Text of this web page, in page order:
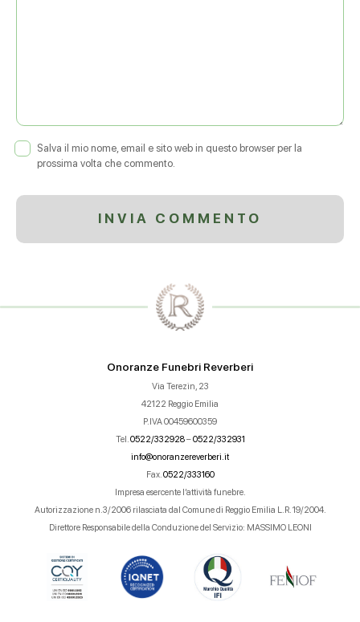
Salva il mio nome, email e sito web in questo browser per la
prossima volta che commento.
Onoranze Funebri Reverberi
Via Terezin, 23
42122 Reggio Emilia
P.IVA 00459600359
Tel. 0522/332928–0522/332931
info@onoranzereverberi.it
Fax. 0522/333160
Impresa esercente l’attività funebre.
Autorizzazione n.3/2006 rilasciata dal Comune di Reggio Emilia L.R. 19/2004.
Direttore Responsabile della Conduzione del Servizio: MASSIMO LEONI